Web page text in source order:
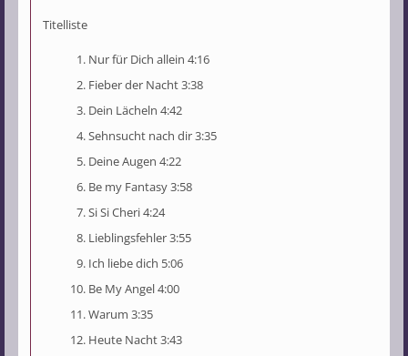
Titelliste
Nur für Dich allein 4:16
Fieber der Nacht 3:38
Dein Lächeln 4:42
Sehnsucht nach dir 3:35
Deine Augen 4:22
Be my Fantasy 3:58
Si Si Cheri 4:24
Lieblingsfehler 3:55
Ich liebe dich 5:06
Be My Angel 4:00
Warum 3:35
Heute Nacht 3:43